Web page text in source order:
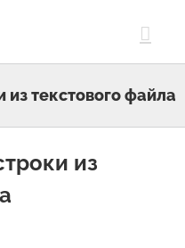
из текстового файла
из